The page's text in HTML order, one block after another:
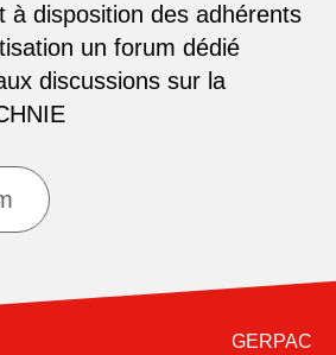
à disposition des adhérents
un forum dédié
discussions sur la
GERPAC